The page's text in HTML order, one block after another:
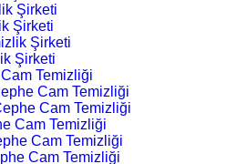
Şirketi
Şirketi
Şirketi
Şirketi
Temizliği
Cam Temizliği
Cam Temizliği
Cam Temizliği
Cam Temizliği
Cam Temizliği